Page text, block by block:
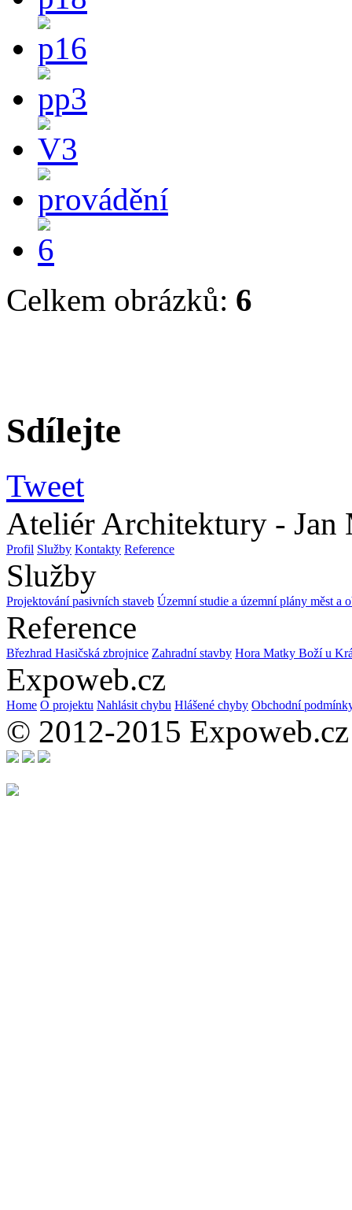
Celkem obrázků: 6
Sdílejte
Tweet
Ateliér Architektury - Jan
Profil Služby Kontakty Reference
Služby
Projektování pasivních staveb Územní studie a územní plány měst a
Reference
Březhrad Hasičská zbrojnice Zahradní stavby Hora Matky Boží u
Expoweb.cz
Home O projektu Nahlásit chybu Hlášené chyby Obchodní
© 2012-2015 Expoweb.cz